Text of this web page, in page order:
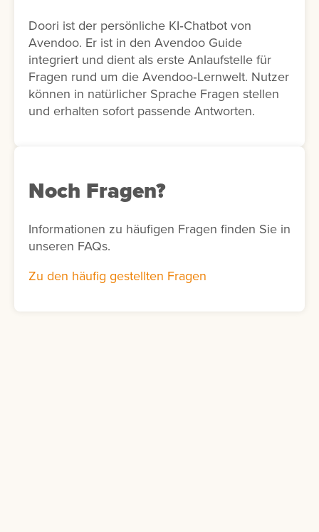
Doori ist der persönliche KI‑Chatbot von
Avendoo. Er ist in den Avendoo Guide
integriert und dient als erste Anlaufstelle für
Fragen rund um die Avendoo‑Lernwelt. Nutzer
können in natürlicher Sprache Fragen stellen
und erhalten sofort passende Antworten.
Noch Fragen?
Informationen zu häufigen Fragen finden Sie in
unseren FAQs.
Zu den häufig gestellten Fragen